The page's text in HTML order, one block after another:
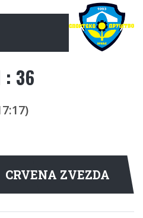
: 36
CRVENA ZVEZDA